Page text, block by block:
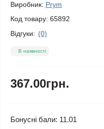
Виробник: Prym
Код товару: 65892
Відгуки: (0)
В наявності
367.00грн.
Бонусні бали: 11.01